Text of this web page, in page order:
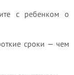
с ребенком о
сроки — чем